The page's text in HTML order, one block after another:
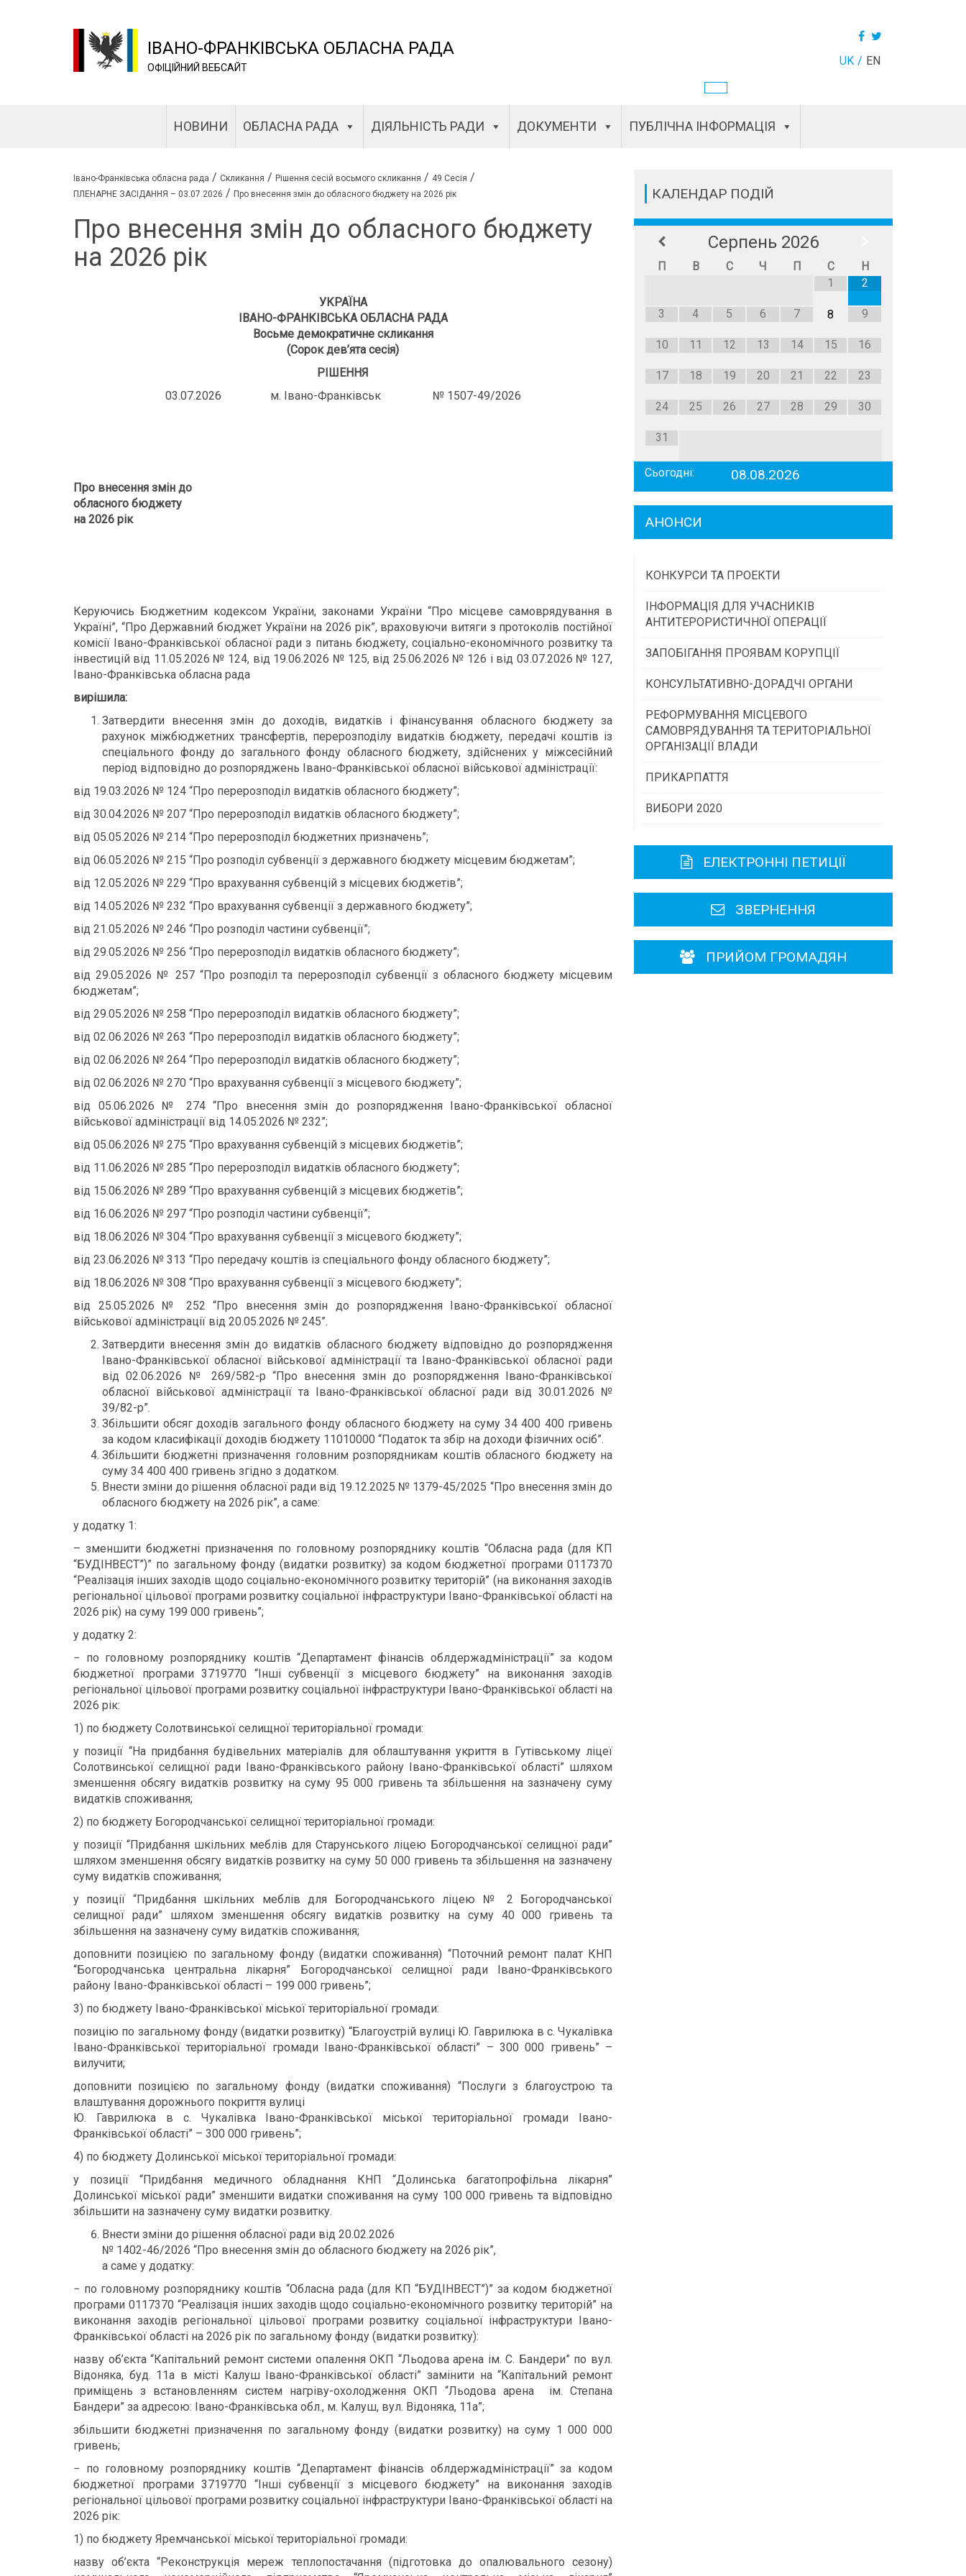
ІВАНО-ФРАНКІВСЬКА ОБЛАСНА РАДА
ОФІЦІЙНИЙ ВЕБСАЙТ UK EN
НОВИНИ ОБЛАСНА РАДА ДІЯЛЬНІСТЬ РАДИ ДОКУМЕНТИ ПУБЛІЧНА ІНФОРМАЦІЯ
Івано-Франківська обласна рада / Скликання / Рішення сесій восьмого скликання / 49 Сесія /
ПЛЕНАРНЕ ЗАСІДАННЯ – 03.07.2026 / Про внесення змін до обласного бюджету на 2026 рік
Про внесення змін до обласного бюджету
на 2026 рік
УКРАЇНА
ІВАНО-ФРАНКІВСЬКА ОБЛАСНА РАДА
Восьме демократичне скликання
(Сорок дев’ята сесія)
РІШЕННЯ
03.07.2026 м. Івано-Франківськ № 1507-49/2026
Про внесення змін до
обласного бюджету
на 2026 рік
Керуючись Бюджетним кодексом України, законами України “Про місцеве самоврядування в
Україні”, “Про Державний бюджет України на 2026 рік”, враховуючи витяги з протоколів постійної
комісії Івано-Франківської обласної ради з питань бюджету, соціально-економічного розвитку та
інвестицій від 11.05.2026 № 124, від 19.06.2026 № 125, від 25.06.2026 № 126 і від 03.07.2026 № 127,
Івано-Франківська обласна рада
вирішила:
Затвердити внесення змін до доходів, видатків і фінансування обласного бюджету за
рахунок міжбюджетних трансфертів, перерозподілу видатків бюджету, передачі коштів із
спеціального фонду до загального фонду обласного бюджету, здійснених у міжсесійний
період відповідно до розпоряджень Івано-Франківської обласної військової адміністрації:
від 19.03.2026 № 124 “Про перерозподіл видатків обласного бюджету”;
від 30.04.2026 № 207 “Про перерозподіл видатків обласного бюджету”;
від 05.05.2026 № 214 “Про перерозподіл бюджетних призначень”;
від 06.05.2026 № 215 “Про розподіл субвенції з державного бюджету місцевим бюджетам”;
від 12.05.2026 № 229 “Про врахування субвенцій з місцевих бюджетів”;
від 14.05.2026 № 232 “Про врахування субвенції з державного бюджету”;
від 21.05.2026 № 246 “Про розподіл частини субвенції”;
від 29.05.2026 № 256 “Про перерозподіл видатків обласного бюджету”;
від 29.05.2026 № 257 “Про розподіл та перерозподіл субвенції з обласного бюджету місцевим
бюджетам”;
від 29.05.2026 № 258 “Про перерозподіл видатків обласного бюджету”;
від 02.06.2026 № 263 “Про перерозподіл видатків обласного бюджету”;
від 02.06.2026 № 264 “Про перерозподіл видатків обласного бюджету”;
від 02.06.2026 № 270 “Про врахування субвенції з місцевого бюджету”;
від 05.06.2026 № 274 “Про внесення змін до розпорядження Івано-Франківської обласної
військової адміністрації від 14.05.2026 № 232”;
від 05.06.2026 № 275 “Про врахування субвенцій з місцевих бюджетів”;
від 11.06.2026 № 285 “Про перерозподіл видатків обласного бюджету”;
від 15.06.2026 № 289 “Про врахування субвенцій з місцевих бюджетів”;
від 16.06.2026 № 297 “Про розподіл частини субвенції”;
від 18.06.2026 № 304 “Про врахування субвенції з місцевого бюджету”;
від 23.06.2026 № 313 “Про передачу коштів із спеціального фонду обласного бюджету”;
від 18.06.2026 № 308 “Про врахування субвенції з місцевого бюджету”;
від 25.05.2026 № 252 “Про внесення змін до розпорядження Івано-Франківської обласної
військової адміністрації від 20.05.2026 № 245”.
Затвердити внесення змін до видатків обласного бюджету відповідно до розпорядження
Івано-Франківської обласної військової адміністрації та Івано-Франківської обласної ради
від 02.06.2026 № 269/582-р “Про внесення змін до розпорядження Івано-Франківської
обласної військової адміністрації та Івано-Франківської обласної ради від 30.01.2026 №
39/82-р”.
Збільшити обсяг доходів загального фонду обласного бюджету на суму 34 400 400 гривень
за кодом класифікації доходів бюджету 11010000 “Податок та збір на доходи фізичних осіб”.
Збільшити бюджетні призначення головним розпорядникам коштів обласного бюджету на
суму 34 400 400 гривень згідно з додатком.
Внести зміни до рішення обласної ради від 19.12.2025 № 1379-45/2025 “Про внесення змін до
обласного бюджету на 2026 рік”, а саме:
у додатку 1:
– зменшити бюджетні призначення по головному розпоряднику коштів “Обласна рада (для КП
“БУДІНВЕСТ”)” по загальному фонду (видатки розвитку) за кодом бюджетної програми 0117370
“Реалізація інших заходів щодо соціально-економічного розвитку територій” (на виконання заходів
регіональної цільової програми розвитку соціальної інфраструктури Івано-Франківської області на
2026 рік) на суму 199 000 гривень”;
у додатку 2:
− по головному розпоряднику коштів “Департамент фінансів облдержадміністрації” за кодом
бюджетної програми 3719770 “Інші субвенції з місцевого бюджету” на виконання заходів
регіональної цільової програми розвитку соціальної інфраструктури Івано-Франківської області на
2026 рік:
1) по бюджету Солотвинської селищної територіальної громади:
у позиції “На придбання будівельних матеріалів для облаштування укриття в Гутівському ліцеї
Солотвинської селищної ради Івано-Франківського району Івано-Франківської області” шляхом
зменшення обсягу видатків розвитку на суму 95 000 гривень та збільшення на зазначену суму
видатків споживання;
2) по бюджету Богородчанської селищної територіальної громади:
у позиції “Придбання шкільних меблів для Старунського ліцею Богородчанської селищної ради”
шляхом зменшення обсягу видатків розвитку на суму 50 000 гривень та збільшення на зазначену
суму видатків споживання;
у позиції “Придбання шкільних меблів для Богородчанського ліцею № 2 Богородчанської
селищної ради” шляхом зменшення обсягу видатків розвитку на суму 40 000 гривень та
збільшення на зазначену суму видатків споживання;
доповнити позицією по загальному фонду (видатки споживання) “Поточний ремонт палат КНП
“Богородчанська центральна лікарня” Богородчанської селищної ради Івано-Франківського
району Івано-Франківської області – 199 000 гривень”;
3) по бюджету Івано-Франківської міської територіальної громади:
позицію по загальному фонду (видатки розвитку) “Благоустрій вулиці Ю. Гаврилюка в с. Чукалівка
Івано-Франківської територіальної громади Івано-Франківської області” – 300 000 гривень” –
вилучити;
доповнити позицією по загальному фонду (видатки споживання) “Послуги з благоустрою та
влаштування дорожнього покриття вулиці
Ю. Гаврилюка в с. Чукалівка Івано-Франківської міської територіальної громади Івано-
Франківської області” – 300 000 гривень”;
4) по бюджету Долинської міської територіальної громади:
у позиції “Придбання медичного обладнання КНП “Долинська багатопрофільна лікарня”
Долинської міської ради” зменшити видатки споживання на суму 100 000 гривень та відповідно
збільшити на зазначену суму видатки розвитку.
Внести зміни до рішення обласної ради від 20.02.2026
№ 1402-46/2026 “Про внесення змін до обласного бюджету на 2026 рік”,
а саме у додатку:
− по головному розпоряднику коштів “Обласна рада(для КП “БУДІНВЕСТ”)” за кодом бюджетної
програми 0117370 “Реалізація інших заходів щодо соціально-економічного розвитку територій” на
виконання заходів регіональної цільової програми розвитку соціальної інфраструктури Івано-
Франківської області на 2026 рік по загальному фонду (видатки розвитку):
назву об’єкта “Капітальний ремонт системи опалення ОКП “Льодова арена ім. С. Бандери” по вул.
Відоняка, буд. 11а в місті Калуш Івано-Франківської області” замінити на “Капітальний ремонт
приміщень з встановленням систем нагріву-охолодження ОКП “Льодова арена ім. Степана
Бандери” за адресою: Івано-Франківська обл., м. Калуш, вул. Відоняка, 11а”;
збільшити бюджетні призначення по загальному фонду (видатки розвитку) на суму 1 000 000
гривень;
− по головному розпоряднику коштів “Департамент фінансів облдержадміністрації” за кодом
бюджетної програми 3719770 “Інші субвенції з місцевого бюджету” на виконання заходів
регіональної цільової програми розвитку соціальної інфраструктури Івано-Франківської області на
2026 рік:
1) по бюджету Яремчанської міської територіальної громади:
назву об’єкта “Реконструкція мереж теплопостачання (підготовка до опалювального сезону)
КАЛЕНДАР ПОДІЙ
Серпень 2026
П В С Ч П С
Н
1
2
3 4 5 6 7 8 9
10 11 12 13 14 15 16
17 18 19 20 21 22 23
24 25 26 27 28 29 30
31
Сьогодні: 08.08.2026
АНОНСИ
КОНКУРСИ ТА ПРОЕКТИ
Конкурс проектів та програм місцевого
самоврядування
суспільства
Програми/конкурси МТД
ІНФОРМАЦІЯ ДЛЯ УЧАСНИКІВ
АНТИТЕРОРИСТИЧНОЇ ОПЕРАЦІЇ
ЗАПОБІГАННЯ ПРОЯВАМ КОРУПЦІЇ
КОНСУЛЬТАТИВНО-ДОРАДЧІ ОРГАНИ
Консультативна рада
РЕФОРМУВАННЯ МІСЦЕВОГО
САМОВРЯДУВАННЯ ТА ТЕРИТОРІАЛЬНОЇ
ОРГАНІЗАЦІЇ ВЛАДИ
ПРИКАРПАТТЯ
Історична довідка
Карта області
Районні, міські ради
ВИБОРИ 2020
ЕЛЕКТРОННІ ПЕТИЦІЇ
ЗВЕРНЕННЯ
ПРИЙОМ ГРОМАДЯН